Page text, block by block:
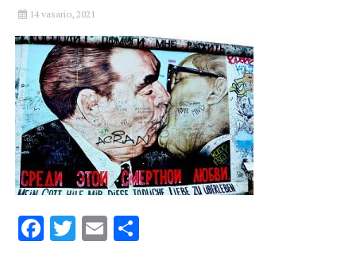
14 vasario, 2021
Facebook
Twitter
Email